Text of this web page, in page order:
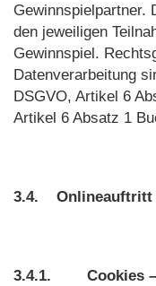
Gewinnspielpartner.
den jeweiligen
Gewinnspiel.
Datenverarbeitung
DSGVO, Artikel 6
Artikel 6 Absatz 1
3.4. Onlineauftritt
3.4.1. Cookies